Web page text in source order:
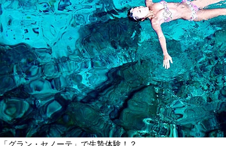
「グラン・セノーテ」で生贄体験！？